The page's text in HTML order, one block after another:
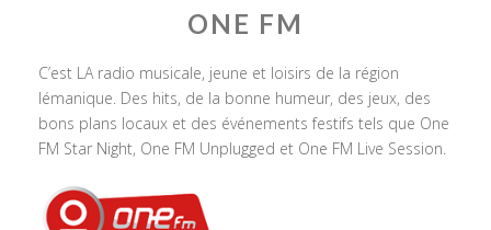
ONE FM
C’est LA radio musicale, jeune et loisirs de la région
lémanique. Des hits, de la bonne humeur, des jeux, des
bons plans locaux et des événements festifs tels que One
FM Star Night, One FM Unplugged et One FM Live Session.